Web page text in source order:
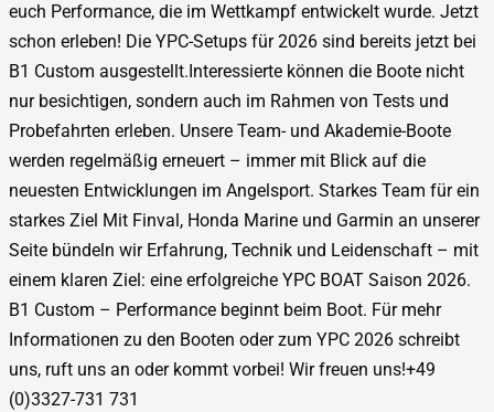
euch Performance, die im Wettkampf entwickelt wurde. Jetzt
schon erleben! Die YPC-Setups für 2026 sind bereits jetzt bei
B1 Custom ausgestellt.Interessierte können die Boote nicht
nur besichtigen, sondern auch im Rahmen von Tests und
Probefahrten erleben. Unsere Team- und Akademie-Boote
werden regelmäßig erneuert – immer mit Blick auf die
neuesten Entwicklungen im Angelsport. Starkes Team für ein
starkes Ziel Mit Finval, Honda Marine und Garmin an unserer
Seite bündeln wir Erfahrung, Technik und Leidenschaft – mit
einem klaren Ziel: eine erfolgreiche YPC BOAT Saison 2026.
B1 Custom – Performance beginnt beim Boot. Für mehr
Informationen zu den Booten oder zum YPC 2026 schreibt
uns, ruft uns an oder kommt vorbei! Wir freuen uns!+49
(0)3327-731 731